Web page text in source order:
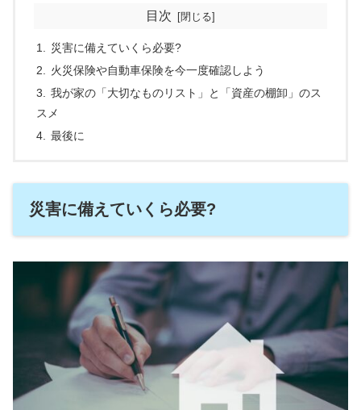
目次
災害に備えていくら必要?
火災保険や自動車保険を今一度確認しよう
我が家の「大切なものリスト」と「資産の棚卸」のス
スメ
最後に
災害に備えていくら必要?